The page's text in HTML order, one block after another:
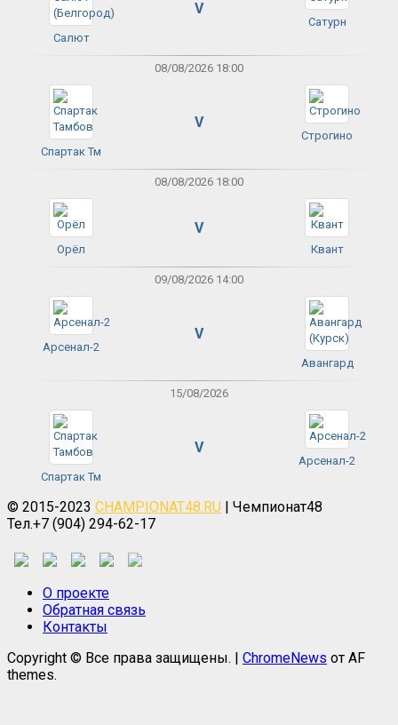
Салют
V
Сатурн
08/08/2026 18:00
Спартак Тм
V
Строгино
08/08/2026 18:00
Орёл
V
Квант
09/08/2026 14:00
Арсенал-2
V
Авангард
15/08/2026
Спартак Тм
V
Арсенал-2
© 2015-2023 CHAMPIONAT48.RU | Чемпионат48
Тел.+7 (904) 294-62-17
О проекте
Обратная связь
Контакты
Copyright © Все права защищены. | ChromeNews от AF
themes.